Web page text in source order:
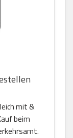
mit &
beim